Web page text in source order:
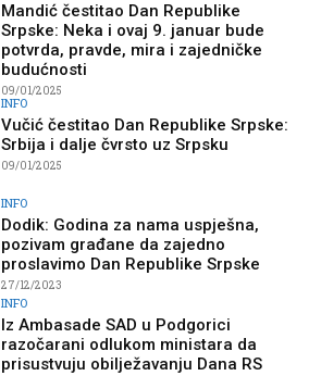
Mandić čestitao Dan Republike
Srpske: Neka i ovaj 9. januar bude
potvrda, pravde, mira i zajedničke
budućnosti
09/01/2025
INFO
Vučić čestitao Dan Republike Srpske:
Srbija i dalje čvrsto uz Srpsku
09/01/2025
INFO
Dodik: Godina za nama uspješna,
pozivam građane da zajedno
proslavimo Dan Republike Srpske
27/12/2023
INFO
Iz Ambasade SAD u Podgorici
razočarani odlukom ministara da
prisustvuju obilježavanju Dana RS